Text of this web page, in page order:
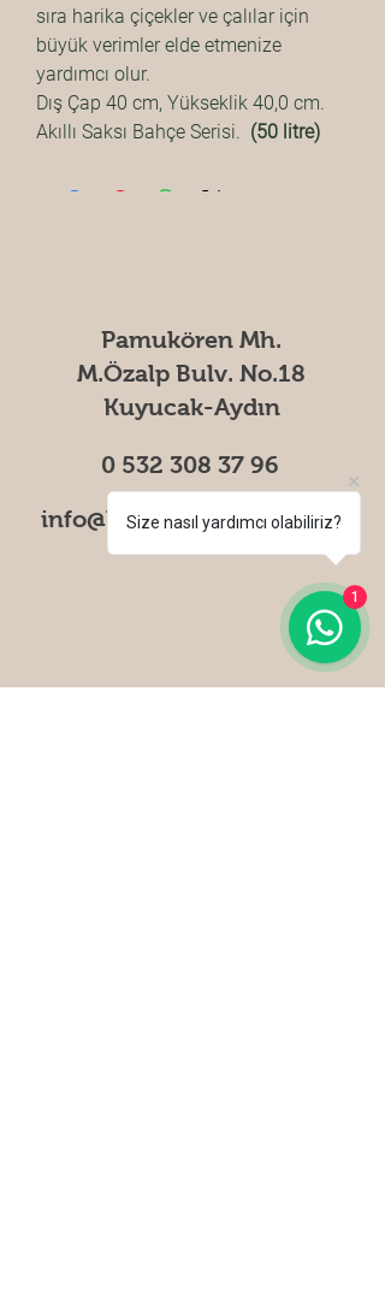
sıra harika çiçekler ve çalılar için
büyük verimler elde etmenize
yardımcı olur.
Dış Çap 40 cm, Yükseklik 40,0 cm.
Akıllı Saksı Bahçe Serisi. (50 litre)
Pamukören Mh.
M.Özalp Bulv. No.18
Kuyucak-Aydın
0 532 308 37 96
info@kirkpinarciftligi.com
Size nasıl yardımcı olabiliriz?
1